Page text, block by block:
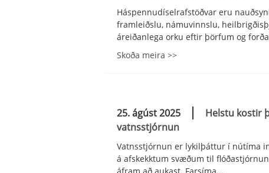
Háspennudíselrafstöðvar eru
framleiðslu, námuvinnslu,
áreiðanlega orku eftir þörfum og
Skoða meira >>
25. ágúst 2025
Helstu kostir
vatnsstjórnun
Vatnsstjórnun er lykilþáttur í nútíma
á afskekktum svæðum til
áfram að aukast. Farsíma...